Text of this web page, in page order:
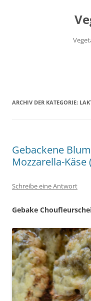
ARCHIV DER KATEGORIE:
Gebackene
Mozzarella-
Schreibe eine Antwort
Gebake